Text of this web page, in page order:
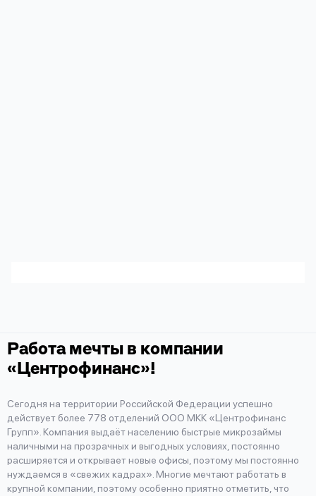
Работа мечты в компании
«Центрофинанс»!
Сегодня на территории Российской Федерации успешно
действует более 778 отделений ООО МКК «Центрофинанс
Групп». Компания выдаёт населению быстрые микрозаймы
наличными на прозрачных и выгодных условиях, постоянно
расширяется и открывает новые офисы, поэтому мы постоянно
нуждаемся в «свежих кадрах». Многие мечтают работать в
крупной компании, поэтому особенно приятно отметить, что